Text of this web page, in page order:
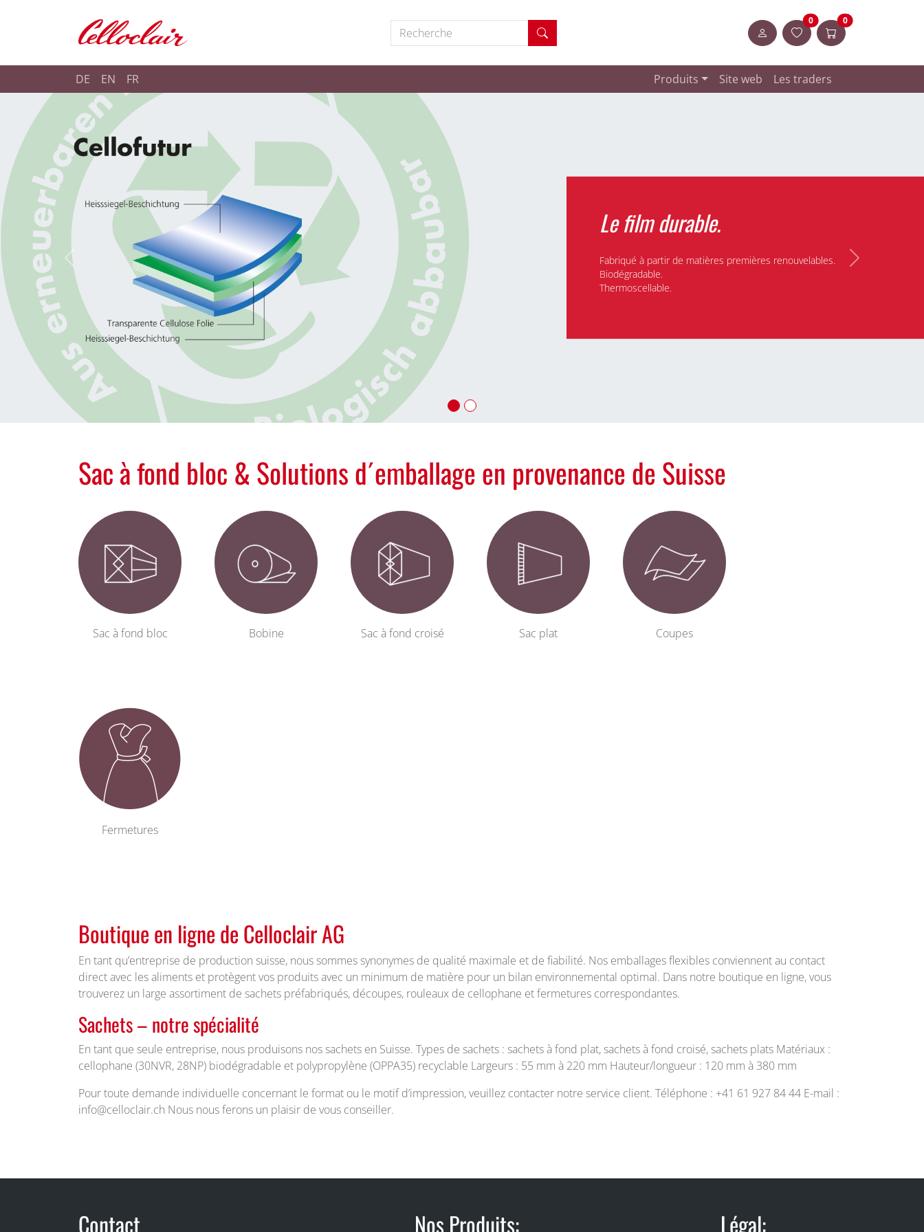
Shop Celloclair Recherche Login
0Artikel in der Merkliste
0Articles dans le
DE EN FR Produits Site web Les traders
Carousel Startseite
Le film durable.
Fabriqué à partir de matières premières renouvelables.
Biodégradable.
Thermoscellable.
Previous Next
Sac à fond bloc & Solutions d´emballage en provenance de Suisse
Sac à fond bloc Bobine Sac à fond croisé Sac plat Coupes
Fermetures
Boutique en ligne de Celloclair AG
En tant qu’entreprise de production suisse, nous sommes synonymes de qualité maximale et de fiabilité. Nos emballages flexibles conviennent au contact
direct avec les aliments et protègent vos produits avec un minimum de matière pour un bilan environnemental optimal. Dans notre boutique en ligne, vous
trouverez un large assortiment de sachets préfabriqués, découpes, rouleaux de cellophane et fermetures correspondantes.
Sachets – notre spécialité
En tant que seule entreprise, nous produisons nos sachets en Suisse. Types de sachets : sachets à fond plat, sachets à fond croisé, sachets plats Matériaux :
cellophane (30NVR, 28NP) biodégradable et polypropylène (OPPA35) recyclable Largeurs : 55 mm à 220 mm Hauteur/longueur : 120 mm à 380 mm
Pour toute demande individuelle concernant le format ou le motif d’impression, veuillez contacter notre service client. Téléphone : +41 61 927 84 44 E-mail :
info@celloclair.ch Nous nous ferons un plaisir de vous conseiller.
Contact Nos Produits: Légal: